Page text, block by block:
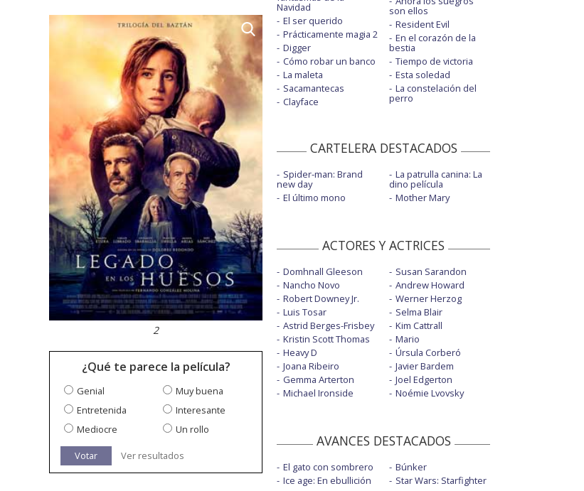
2
¿Qué te parece la película?
Genial
Muy buena
Entretenida
Interesante
Mediocre
Un rollo
Votar Ver resultados
Navidad
El ser querido
Prácticamente magia 2
Digger
Cómo robar un banco
La maleta
Sacamantecas
Clayface
son ellos
Resident Evil
En el corazón de la
bestia
Tiempo de victoria
Esta soledad
La constelación del
perro
CARTELERA DESTACADOS
Spider-man: Brand
new day
El último mono
La patrulla canina: La
dino película
Mother Mary
ACTORES Y ACTRICES
Domhnall Gleeson
Nancho Novo
Robert Downey Jr.
Luis Tosar
Astrid Berges-Frisbey
Kristin Scott Thomas
Heavy D
Joana Ribeiro
Gemma Arterton
Michael Ironside
Susan Sarandon
Andrew Howard
Werner Herzog
Selma Blair
Kim Cattrall
Mario
Úrsula Corberó
Javier Bardem
Joel Edgerton
Noémie Lvovsky
AVANCES DESTACADOS
El gato con sombrero
Ice age: En ebullición
Búnker
Star Wars: Starfighter